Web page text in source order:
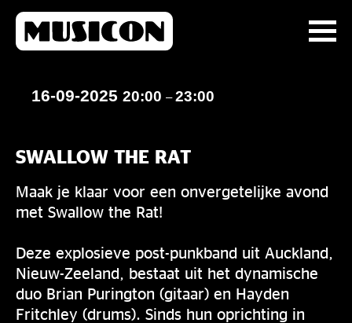
16-09-2025 20:00 –23:00
SWALLOW THE RAT
Maak je klaar voor een onvergetelijke avond
met Swallow the Rat!
Deze explosieve post-punkband uit Auckland,
Nieuw-Zeeland, bestaat uit het dynamische
duo Brian Purington (gitaar) en Hayden
Fritchley (drums). Sinds hun oprichting in